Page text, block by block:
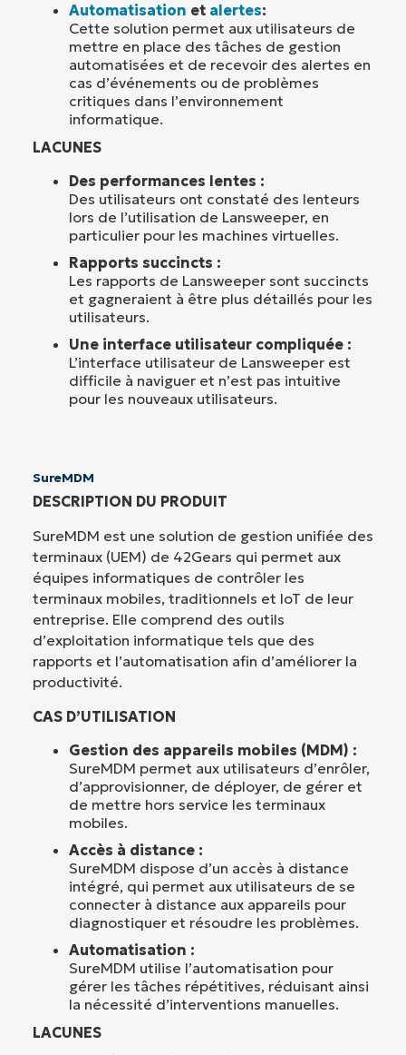
Automatisation et alertes:
Cette solution permet aux utilisateurs de
mettre en place des tâches de gestion
automatisées et de recevoir des alertes en
cas d’événements ou de problèmes
critiques dans l’environnement
informatique.
LACUNES
Des performances lentes :
Des utilisateurs ont constaté des lenteurs
lors de l’utilisation de Lansweeper, en
particulier pour les machines virtuelles.
Rapports succincts :
Les rapports de Lansweeper sont succincts
et gagneraient à être plus détaillés pour les
utilisateurs.
Une interface utilisateur compliquée :
L’interface utilisateur de Lansweeper est
difficile à naviguer et n’est pas intuitive
pour les nouveaux utilisateurs.
SureMDM
DESCRIPTION DU PRODUIT
SureMDM est une solution de gestion unifiée des
terminaux (UEM) de 42Gears qui permet aux
équipes informatiques de contrôler les
terminaux mobiles, traditionnels et IoT de leur
entreprise. Elle comprend des outils
d’exploitation informatique tels que des
rapports et l’automatisation afin d’améliorer la
productivité.
CAS D’UTILISATION
Gestion des appareils mobiles (MDM) :
SureMDM permet aux utilisateurs d’enrôler,
d’approvisionner, de déployer, de gérer et
de mettre hors service les terminaux
mobiles.
Accès à distance :
SureMDM dispose d’un accès à distance
intégré, qui permet aux utilisateurs de se
connecter à distance aux appareils pour
diagnostiquer et résoudre les problèmes.
Automatisation :
SureMDM utilise l’automatisation pour
gérer les tâches répétitives, réduisant ainsi
la nécessité d’interventions manuelles.
LACUNES